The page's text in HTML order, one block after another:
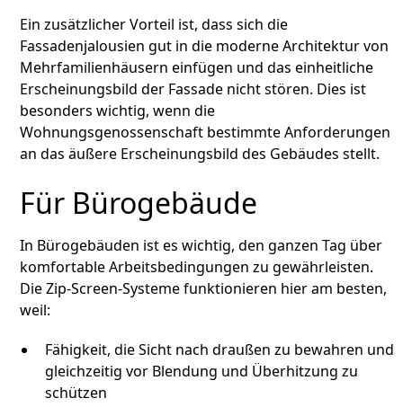
Ein zusätzlicher Vorteil ist, dass sich die
Fassadenjalousien gut in die moderne Architektur von
Mehrfamilienhäusern einfügen und das einheitliche
Erscheinungsbild der Fassade nicht stören. Dies ist
besonders wichtig, wenn die
Wohnungsgenossenschaft bestimmte Anforderungen
an das äußere Erscheinungsbild des Gebäudes stellt.
Für Bürogebäude
In Bürogebäuden ist es wichtig, den ganzen Tag über
komfortable Arbeitsbedingungen zu gewährleisten.
Die Zip-Screen-Systeme funktionieren hier am besten,
weil:
Fähigkeit, die Sicht nach draußen zu bewahren und
gleichzeitig vor Blendung und Überhitzung zu
schützen